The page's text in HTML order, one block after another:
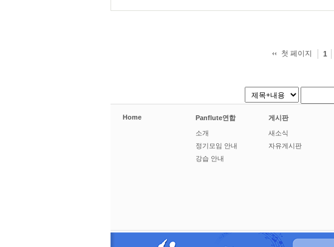
첫 페이지 1
Home Panflute연합
소개
정기모임 안내
강습 안내
게시판
새소식
자유게시판